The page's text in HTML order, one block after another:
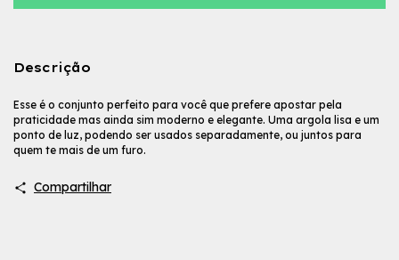
Descrição
Esse é o conjunto perfeito para você que prefere apostar pela
praticidade mas ainda sim moderno e elegante. Uma argola lisa e um
ponto de luz, podendo ser usados separadamente, ou juntos para
quem te mais de um furo.
Compartilhar